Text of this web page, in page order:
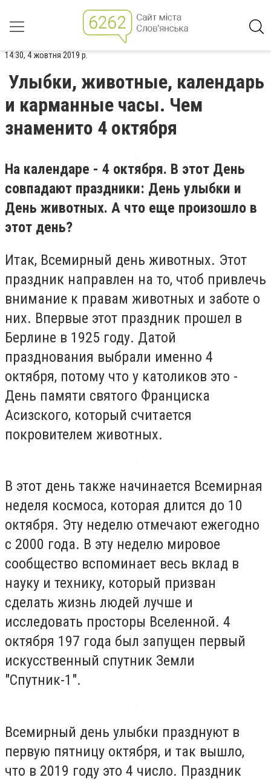
14:30, 4 жовтня 2019 р.
Улыбки, животные, календарь
и карманные часы. Чем
знаменито 4 октября
На календаре - 4 октября. В этот День
совпадают праздники: День улыбки и
День животных. А что еще произошло в
этот день?
Итак, Всемирный день животных. Этот
праздник направлен на то, чтоб привлечь
внимание к правам животных и заботе о
них. Впервые этот праздник прошел в
Берлине в 1925 году. Датой
празднования выбрали именно 4
октября, потому что у католиков это -
День памяти святого Франциска
Асизского, который считается
покровителем животных.
В этот день также начинается Всемирная
неделя космоса, которая длится до 10
октября. Эту неделю отмечают ежегодно
с 2000 года. В эту неделю мировое
сообщество вспоминает весь вклад в
науку и технику, который призван
сделать жизнь людей лучше и
исследовать просторы Вселенной. 4
октября 197 года был запущен первый
искусственный спутник Земли
"Спутник-1".
Всемирный день улыбки празднуют в
первую пятницу октября, и так вышло,
что в 2019 году это 4 число. Праздник